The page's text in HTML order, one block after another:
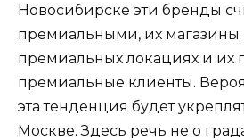
Новосибирске эти бренды
премиальными, их магазины
премиальных локациях и их
премиальные клиенты.
эта тенденция будет
Москве. Здесь речь не о